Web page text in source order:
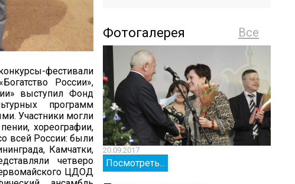
фестивали
России»,
выступил Фонд
программ
Участники могли
хореографии,
всей России: были
Камчатки,
четверо
ЦДОД
Все
Фотогалерея
20.09.2017
Посмотреть...